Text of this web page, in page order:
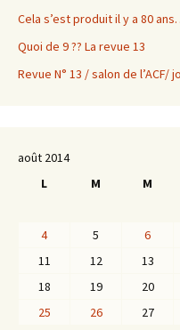
Cela s’est produit il y a 80
Quoi de 9 ?? La revue 13
Revue N° 13 / salon de
août 2014
L
M M
4
5 6
11
12 13
18
19 20
25
26 27